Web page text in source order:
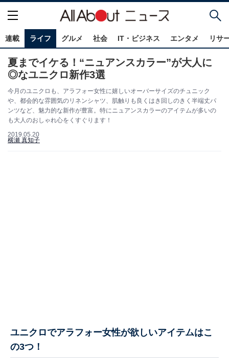
連載 ライフ グルメ 社会 IT・ビジネス エンタメ リサ
夏までイケる！“ニュアンスカラー”が大人に
◎なユニクロ新作3選
今月のユニクロも、アラフォー女性に嬉しいオーバーサイズのチュニック
や、都会的な雰囲気のリネンシャツ、肌触りも良くはき回しのきく半端丈パ
ンツなど、魅力的な新作が豊富。特にニュアンスカラーのアイテムが多いの
も大人のおしゃれ心をくすぐります！
2019.05.20
横瀬 真知子
ユニクロでアラフォー女性が欲しいアイテムはこ
の3つ！